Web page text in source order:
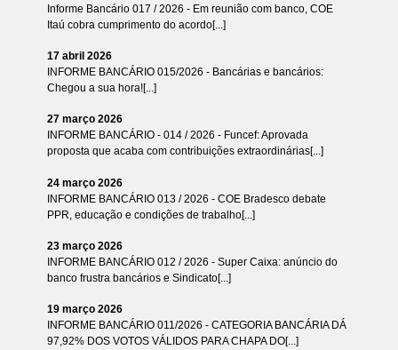
Informe Bancário 017 / 2026 - Em reunião com banco, COE
Itaú cobra cumprimento do acordo[...]
17 abril 2026
INFORME BANCÁRIO 015/2026 - Bancárias e bancários:
Chegou a sua hora![...]
27 março 2026
INFORME BANCÁRIO - 014 / 2026 - Funcef: Aprovada
proposta que acaba com contribuições extraordinárias[...]
24 março 2026
INFORME BANCÁRIO 013 / 2026 - COE Bradesco debate
PPR, educação e condições de trabalho[...]
23 março 2026
INFORME BANCÁRIO 012 / 2026 - Super Caixa: anúncio do
banco frustra bancários e Sindicato[...]
19 março 2026
INFORME BANCÁRIO 011/2026 - CATEGORIA BANCÁRIA DÁ
97,92% DOS VOTOS VÁLIDOS PARA CHAPA DO[...]